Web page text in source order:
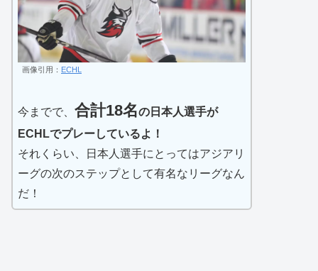
画像引用： ECHL
今までで、 合計18名の日本人選手が
ECHLでプレーしているよ！
それくらい、日本人選手にとってはアジアリ
ーグの次のステップとして有名なリーグなん
だ！